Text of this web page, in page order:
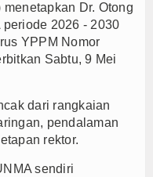
Indonesia 2026 Perkuat
Ajak Bobotoh Junjung
Ciherang di Cakung, Urban
Paripurna APBD
Beberkan Hasil Paripurna
Dr. Otong
2026 - 2030
YPPM Nomor
Sabtu, 9 Mei
dari rangkaian
pendalaman
rektor.
sendiri